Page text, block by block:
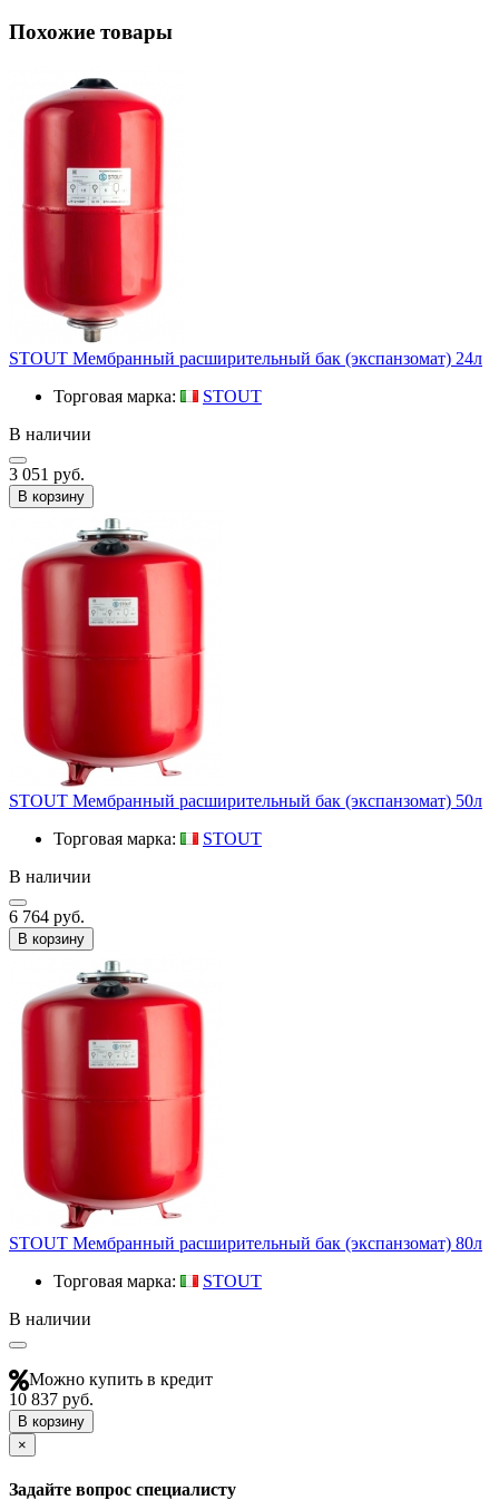
Похожие товары
STOUT Мембранный расширительный бак (экспанзомат) 24л
Торговая марка:
STOUT
В наличии
3 051 руб.
В корзину
STOUT Мембранный расширительный бак (экспанзомат) 50л
Торговая марка:
STOUT
В наличии
6 764 руб.
В корзину
STOUT Мембранный расширительный бак (экспанзомат) 80л
Торговая марка:
STOUT
В наличии
Можно купить в кредит
10 837 руб.
В корзину
×
Задайте вопрос специалисту